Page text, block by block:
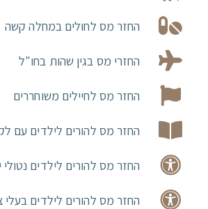
החזר מס לחולים במחלה קשה
החזרי מס בגין שהות בחו"ל
החזר מס לחיילים משוחררים
החזר מס להורים לילדים עם
החזר מס להורים לילדים נטולי
החזר מס להורים לילדים בעלי